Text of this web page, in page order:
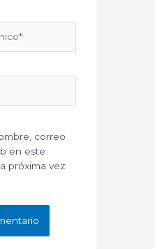
correo
en este
próxima vez